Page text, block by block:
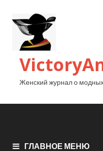
Женский журнал о модных
ГЛАВНОЕ МЕНЮ